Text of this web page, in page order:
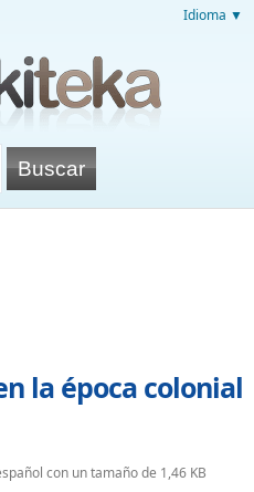
Idioma ▼
la época colonial
con un tamaño de 1,46 KB